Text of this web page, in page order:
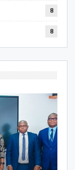
8
8